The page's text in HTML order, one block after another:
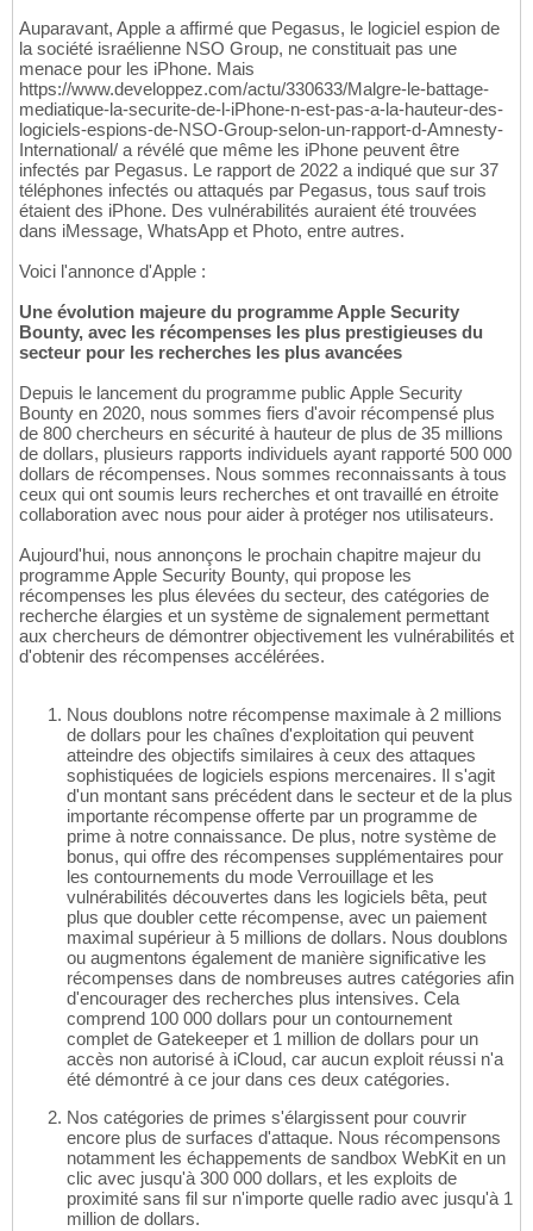
Auparavant, Apple a affirmé que Pegasus, le logiciel espion de
la société israélienne NSO Group, ne constituait pas une
menace pour les iPhone. Mais
https://www.developpez.com/actu/330633/Malgre-le-battage-
mediatique-la-securite-de-l-iPhone-n-est-pas-a-la-hauteur-des-
logiciels-espions-de-NSO-Group-selon-un-rapport-d-Amnesty-
International/ a révélé que même les iPhone peuvent être
infectés par Pegasus. Le rapport de 2022 a indiqué que sur 37
téléphones infectés ou attaqués par Pegasus, tous sauf trois
étaient des iPhone. Des vulnérabilités auraient été trouvées
dans iMessage, WhatsApp et Photo, entre autres.
Voici l'annonce d'Apple :
Une évolution majeure du programme Apple Security
Bounty, avec les récompenses les plus prestigieuses du
secteur pour les recherches les plus avancées
Depuis le lancement du programme public Apple Security
Bounty en 2020, nous sommes fiers d'avoir récompensé plus
de 800 chercheurs en sécurité à hauteur de plus de 35 millions
de dollars, plusieurs rapports individuels ayant rapporté 500 000
dollars de récompenses. Nous sommes reconnaissants à tous
ceux qui ont soumis leurs recherches et ont travaillé en étroite
collaboration avec nous pour aider à protéger nos utilisateurs.
Aujourd'hui, nous annonçons le prochain chapitre majeur du
programme Apple Security Bounty, qui propose les
récompenses les plus élevées du secteur, des catégories de
recherche élargies et un système de signalement permettant
aux chercheurs de démontrer objectivement les vulnérabilités et
d'obtenir des récompenses accélérées.
Nous doublons notre récompense maximale à 2 millions
de dollars pour les chaînes d'exploitation qui peuvent
atteindre des objectifs similaires à ceux des attaques
sophistiquées de logiciels espions mercenaires. Il s'agit
d'un montant sans précédent dans le secteur et de la plus
importante récompense offerte par un programme de
prime à notre connaissance. De plus, notre système de
bonus, qui offre des récompenses supplémentaires pour
les contournements du mode Verrouillage et les
vulnérabilités découvertes dans les logiciels bêta, peut
plus que doubler cette récompense, avec un paiement
maximal supérieur à 5 millions de dollars. Nous doublons
ou augmentons également de manière significative les
récompenses dans de nombreuses autres catégories afin
d'encourager des recherches plus intensives. Cela
comprend 100 000 dollars pour un contournement
complet de Gatekeeper et 1 million de dollars pour un
accès non autorisé à iCloud, car aucun exploit réussi n'a
été démontré à ce jour dans ces deux catégories.
Nos catégories de primes s'élargissent pour couvrir
encore plus de surfaces d'attaque. Nous récompensons
notamment les échappements de sandbox WebKit en un
clic avec jusqu'à 300 000 dollars, et les exploits de
proximité sans fil sur n'importe quelle radio avec jusqu'à 1
million de dollars.